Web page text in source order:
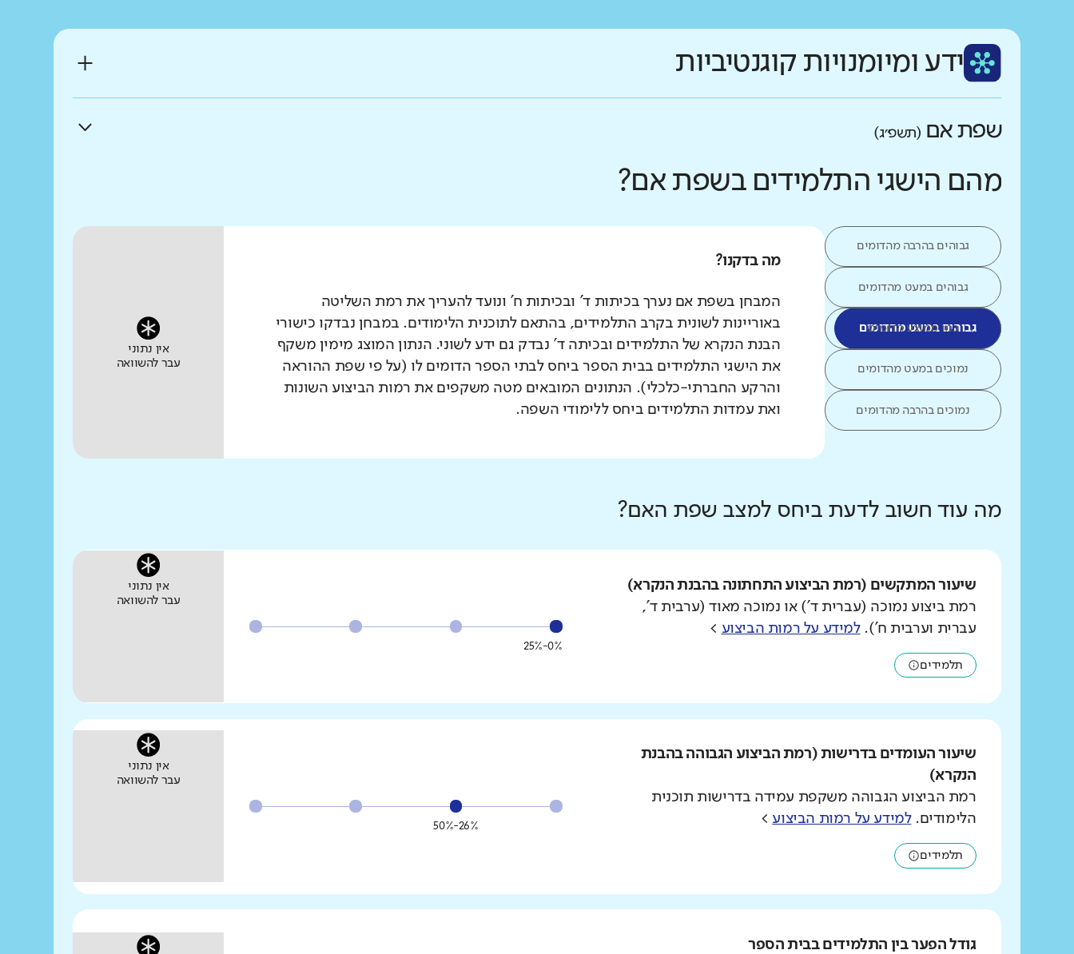
ידע ומיומנויות קוגנטיביות
שפת אם (תשפ״ג)
מהם הישגי התלמידים בשפת אם?
גבוהים בהרבה מהדומים
גבוהים במעט מהדומים
גבוהים במעט מהדומים
כמו ממוצע הדומים
נמוכים במעט מהדומים
נמוכים בהרבה מהדומים
מה בדקנו?
המבחן בשפת אם נערך בכיתות ד' ובכיתות ח' ונועד להעריך את רמת השליטה
באוריינות לשונית בקרב התלמידים, בהתאם לתוכנית הלימודים. במבחן נבדקו כישורי
הבנת הנקרא של התלמידים ובכיתה ד' נבדק גם ידע לשוני. הנתון המוצג מימין משקף
את הישגי התלמידים בבית הספר ביחס לבתי הספר הדומים לו (על פי שפת ההוראה
והרקע החברתי-כלכלי). הנתונים המובאים מטה משקפים את רמות הביצוע השונות
ואת עמדות התלמידים ביחס ללימודי השפה.
אין נתוני
עבר להשוואה
מה עוד חשוב לדעת ביחס למצב שפת האם?
שיעור המתקשים (רמת הביצוע התחתונה בהבנת הנקרא)
רמת ביצוע נמוכה (עברית ד') או נמוכה מאוד (ערבית ד',
עברית וערבית ח').למידע על רמות הביצוע >
תלמידים
0%-25%
אין נתוני
עבר להשוואה
שיעור העומדים בדרישות (רמת הביצוע הגבוהה בהבנת
הנקרא)
רמת הביצוע הגבוהה משקפת עמידה בדרישות תוכנית
הלימודים.למידע על רמות הביצוע >
תלמידים
26%-50%
אין נתוני
עבר להשוואה
גודל הפער בין התלמידים בבית הספר